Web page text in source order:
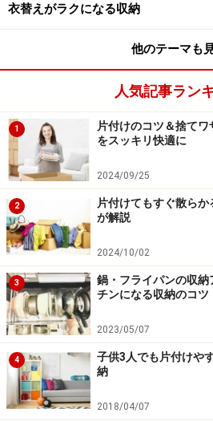
法もありますが、いったん設置
方が限られてしまいます。子ど
部屋で寝るようになるのですか
想定した使い方を、イケアが提案
部屋の広さは8畳で、セミダブル
置。ただ眠るだけではなく、休日
たり読書をしたり、居間のよう
す。そして、ヘッドボードのな
棚を組み合わせるのが特徴的です。
ベッドの枕側に背を向ける形で
ボード代わりに。部屋の使い方
して他の部屋に移動して使うこと
男性にもウケのいいアレンジを試
衣替えがラクになる収納
他のテーマも
人気記事ラン
1
片付けのコツ＆捨て
をスッキリ快適に
2024/09/25
2
片付けてもすぐ散ら
が解説
2024/10/02
3
鍋・フライパンの収
チンになる収納のコツ
2023/05/07
4
子供3人でも片付けや
納
2018/04/07